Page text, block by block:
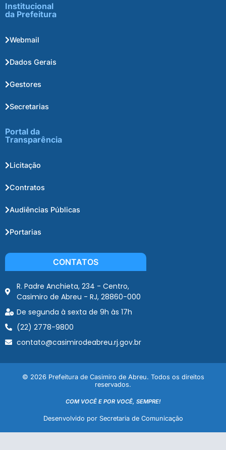
Institucional
da Prefeitura
Webmail
Dados Gerais
Gestores
Secretarias
Portal da
Transparência
Licitação
Contratos
Audiências Públicas
Portarias
CONTATOS
R. Padre Anchieta, 234 - Centro,
Casimiro de Abreu - RJ, 28860-000
De segunda à sexta de 9h às 17h
(22) 2778-9800
contato@casimirodeabreu.rj.gov.br
© 2026 Prefeitura de Casimiro de Abreu. Todos os direitos
reservados.
COM VOCÊ E POR VOCÊ, SEMPRE!
Desenvolvido por Secretaria de Comunicação